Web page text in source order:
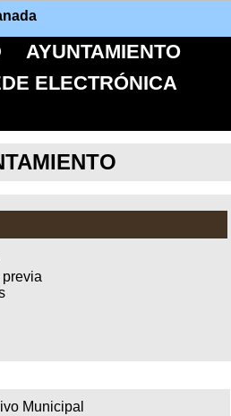
AYUNTAMIENTO
ELECTRÓNICA
previa
Municipal